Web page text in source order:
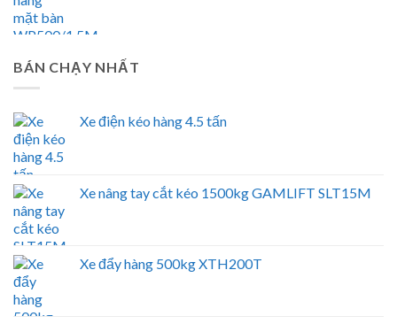
BÁN CHẠY NHẤT
Xe điện kéo hàng 4.5 tấn
Xe nâng tay cắt kéo 1500kg GAMLIFT SLT15M
Xe đẩy hàng 500kg XTH200T